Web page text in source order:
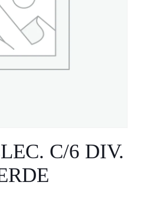
C/6 DIV.